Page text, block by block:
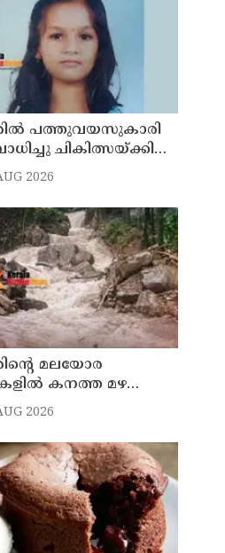
പത്തുവയസുകാരി
ചികിത്സയ്ക്കിടെ
2026
മലയോര
കനത്ത മഴ
: ഉദയഗിരിയിൽ ഉരുൾ
2026